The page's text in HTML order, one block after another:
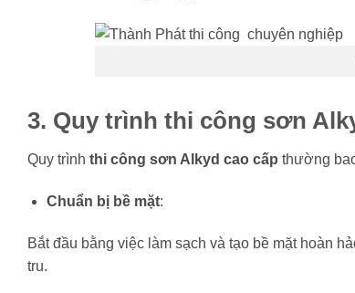
3. Quy trình thi công sơn
Quy trình thi công sơn Alkyd cao cấp thường
Chuẩn bị bề mặt:
Bắt đầu bằng việc làm sạch và tạo bề mặt hoàn
tru.